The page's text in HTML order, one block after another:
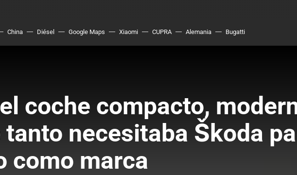
China Diésel Google Maps Xiaomi CUPRA Alemania Bugatti
coche compacto,
necesitaba Škoda
como marca